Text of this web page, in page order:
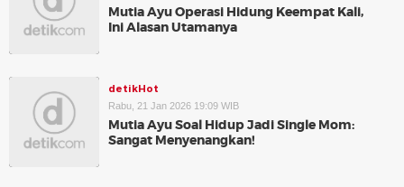
Mutia Ayu Operasi Hidung Keempat Kali,
Ini Alasan Utamanya
detikHot
Rabu, 21 Jan 2026 19:09 WIB
Mutia Ayu Soal Hidup Jadi Single Mom:
Sangat Menyenangkan!